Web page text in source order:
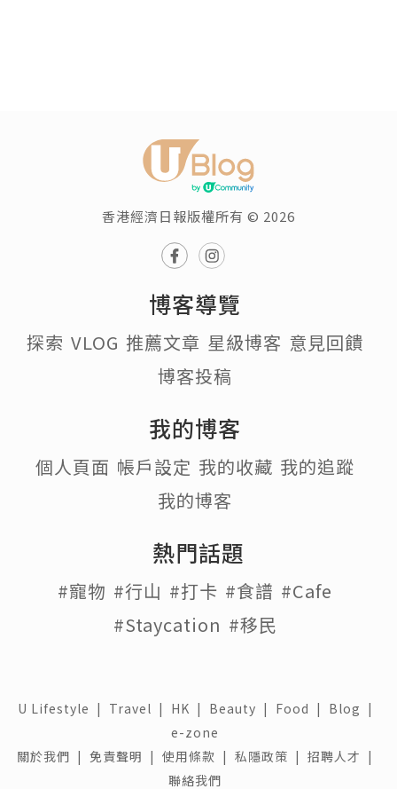
香港經濟日報版權所有 © 2026
博客導覽
探索 VLOG 推薦文章 星級博客 意見回饋
博客投稿
我的博客
個人頁面 帳戶設定 我的收藏 我的追蹤
我的博客
熱門話題
#寵物 #行山 #打卡 #食譜 #Cafe
#Staycation #移民
U Lifestyle | Travel | HK | Beauty | Food | Blog |
e-zone
關於我們 | 免責聲明 | 使用條款 | 私隱政策 | 招聘人才 |
聯絡我們